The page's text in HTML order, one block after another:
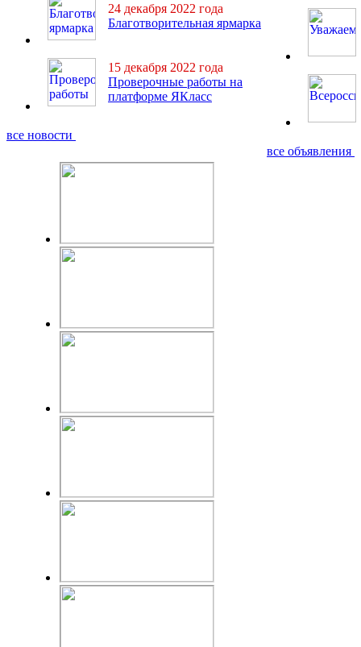
24 декабря 2022 года
Благотворительная ярмарка
15 декабря 2022 года
Проверочные работы на
платформе ЯКласс
все новости
все объявления